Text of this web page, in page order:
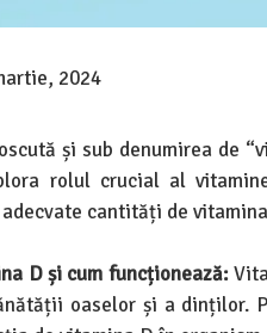
2024
și sub denumirea de
rolul crucial al
cantități de
D și cum funcționează:
oaselor și a dinților.